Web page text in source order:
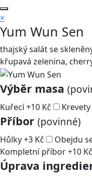
×
Yum Wun Sen
thajský salát se
křupavá zelenina,
Výběr masa
Kuřecí+10 Kč Krevety
Příbor (povinné)
Hůlky+3 Kč Obejdu
Kompletní příbor+10 Kč
Úprava